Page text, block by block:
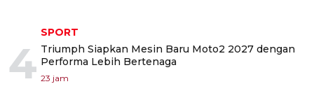
4
SPORT
Triumph Siapkan Mesin Baru Moto2 2027 dengan
Performa Lebih Bertenaga
23 jam